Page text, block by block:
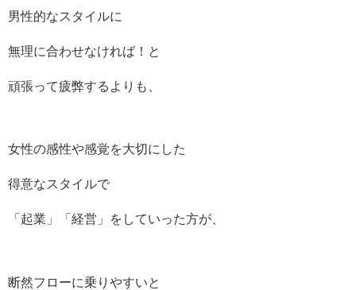
男性的なスタイルに
無理に合わせなければ！と
頑張って疲弊するよりも、
女性の感性や感覚を大切にした
得意なスタイルで
「起業」「経営」をしていった方が、
断然フローに乗りやすいと